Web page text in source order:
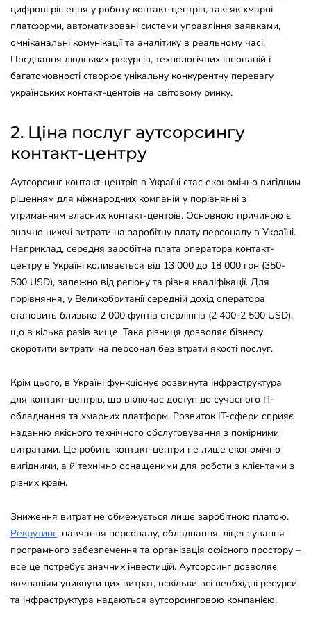
цифрові рішення у роботу контакт-центрів, такі як хмарні
платформи, автоматизовані системи управління заявками,
омніканальні комунікації та аналітику в реальному часі.
Поєднання людських ресурсів, технологічних інновацій і
багатомовності створює унікальну конкурентну перевагу
українських контакт-центрів на світовому ринку.
2. Ціна послуг аутсорсингу
контакт-центру
Аутсорсинг контакт-центрів в Україні стає економічно вигідним
рішенням для міжнародних компаній у порівнянні з
утриманням власних контакт-центрів. Основною причиною є
значно нижчі витрати на заробітну плату персоналу в Україні.
Наприклад, середня заробітна плата оператора контакт-
центру в Україні коливається від 13 000 до 18 000 грн (350-
500 USD), залежно від регіону та рівня кваліфікації. Для
порівняння, у Великобританії середній дохід оператора
становить близько 2 000 фунтів стерлінгів (2 400-2 500 USD),
що в кілька разів вище. Така різниця дозволяє бізнесу
скоротити витрати на персонал без втрати якості послуг​.
Крім цього, в Україні функціонує розвинута інфраструктура
для контакт-центрів, що включає доступ до сучасного IT-
обладнання та хмарних платформ. Розвиток IT-сфери сприяє
наданню якісного технічного обслуговування з помірними
витратами. Це робить контакт-центри не лише економічно
вигідними, а й технічно оснащеними для роботи з клієнтами з
різних країн.
Зниження витрат не обмежується лише заробітною платою.
Рекрутинг, навчання персоналу, обладнання, ліцензування
програмного забезпечення та організація офісного простору –
все це потребує значних інвестицій. Аутсорсинг дозволяє
компаніям уникнути цих витрат, оскільки всі необхідні ресурси
та інфраструктура надаються аутсорсинговою компанією.